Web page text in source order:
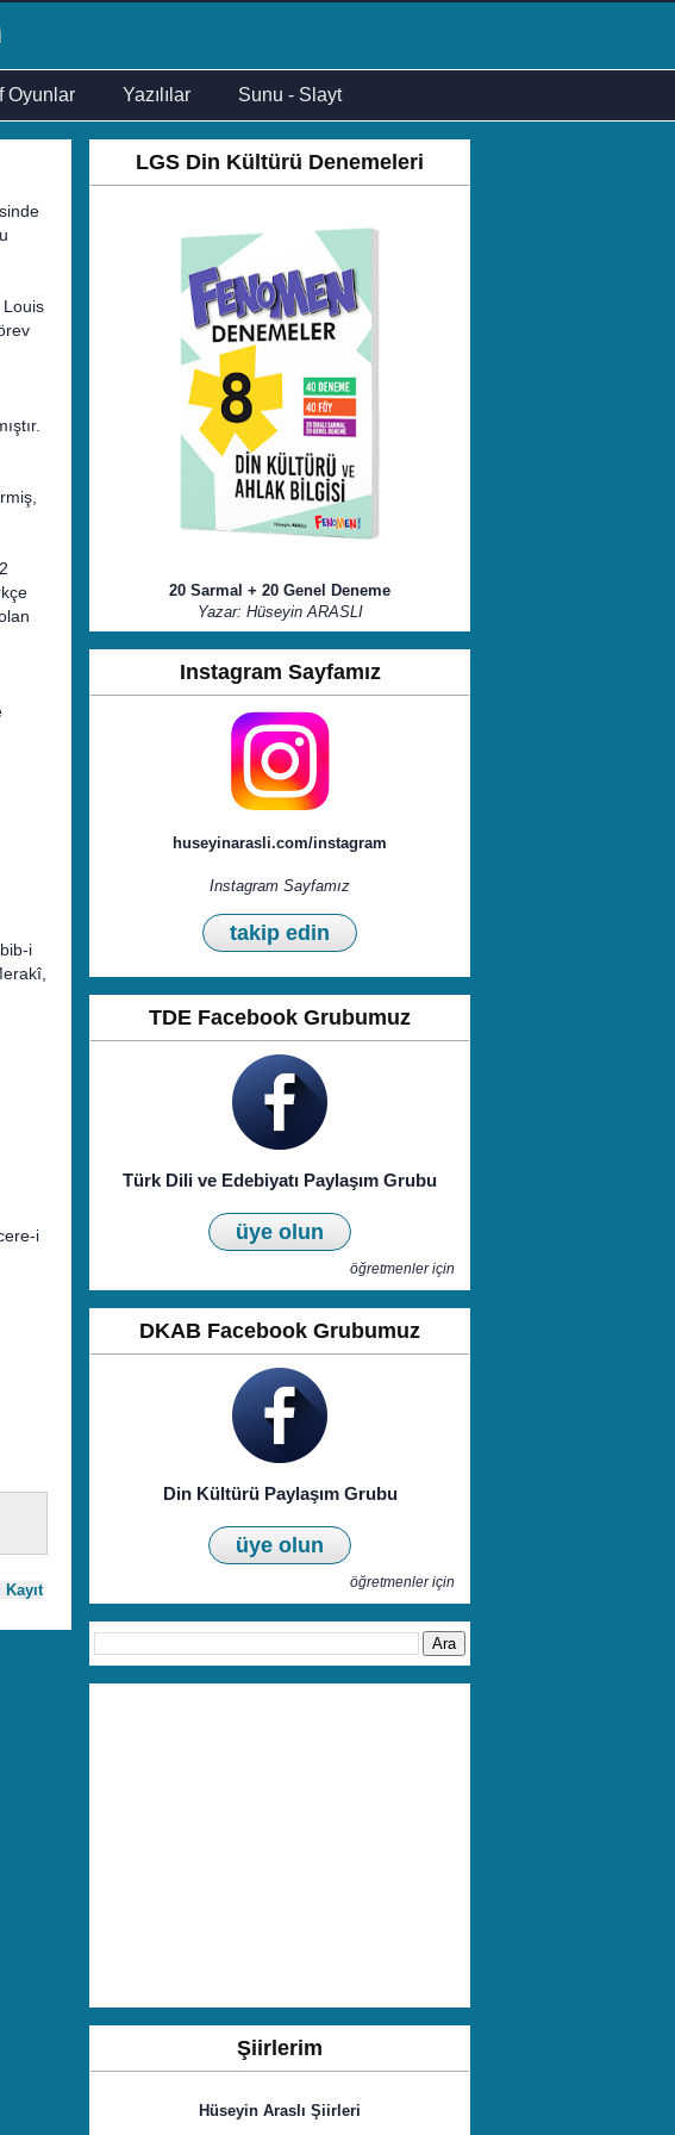
Oyunlar Yazılılar Sunu - Slayt
Louis
i
i
LGS Din Kültürü Denemeleri
20 Sarmal + 20 Genel Deneme
Yazar: Hüseyin ARASLI
Instagram Sayfamız
huseyinarasli.com/instagram
Instagram Sayfamız
takip edin
TDE Facebook Grubumuz
Türk Dili ve Edebiyatı Paylaşım Grubu
üye olun
öğretmenler için
DKAB Facebook Grubumuz
Din Kültürü Paylaşım Grubu
üye olun
öğretmenler için
Şiirlerim
Hüseyin Araslı Şiirleri